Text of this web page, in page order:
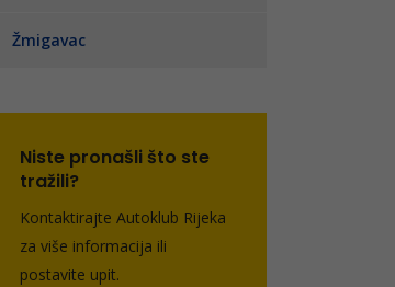
Žmigavac
Niste pronašli što ste
tražili?
Kontaktirajte Autoklub Rijeka
za više informacija ili
postavite upit.